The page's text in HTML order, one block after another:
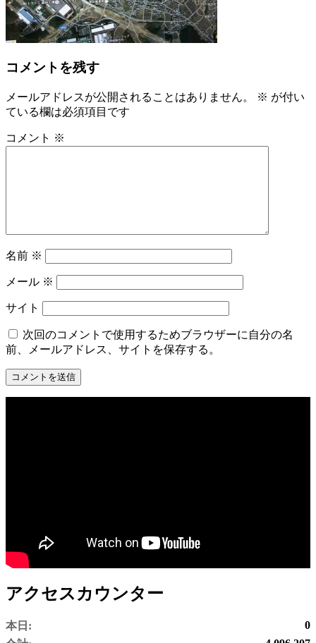
コメントを残す
メールアドレスが公開されることはありません。 ※ が付い
ている欄は必須項目です
コメント ※
名前 ※
メール ※
サイト
次回のコメントで使用するためブラウザーに自分の名
前、メールアドレス、サイトを保存する。
アクセスカウンター
本日:
0